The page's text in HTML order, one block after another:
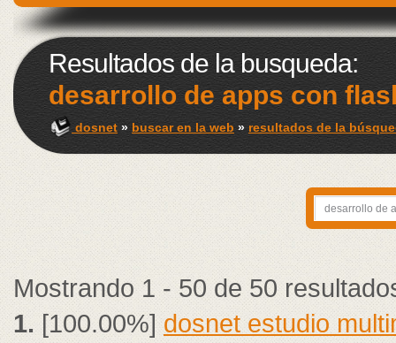
Resultados de la busqueda:
desarrollo de apps con
dosnet » buscar en la web » resultados de la
Mostrando 1 - 50 de 50
1. [100.00%]dosnet estudio